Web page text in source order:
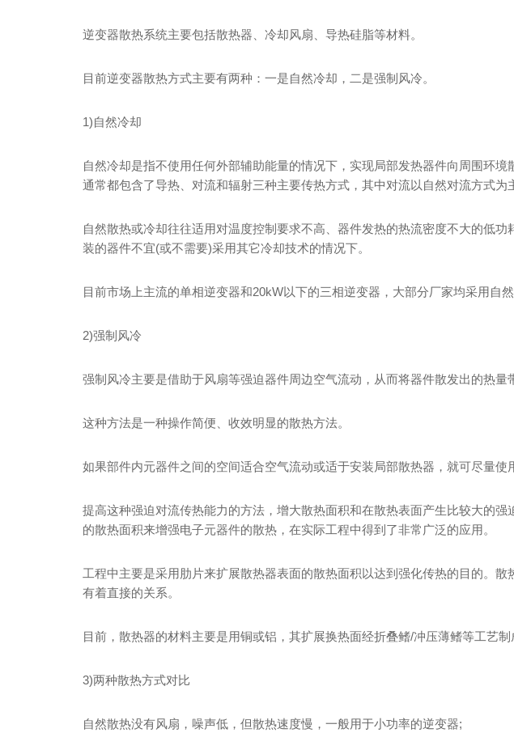
逆变器散热系统主要包括散热器、冷却风扇、导热硅脂等材料。
目前逆变器散热方式主要有两种：一是自然冷却，二是强制风冷。
1)自然冷却
自然冷却是指不使用任何外部辅助能量的情况下，实现局部发热器件向周围环境
通常都包含了导热、对流和辐射三种主要传热方式，其中对流以自然对流方式为
自然散热或冷却往往适用对温度控制要求不高、器件发热的热流密度不大的低功
装的器件不宜(或不需要)采用其它冷却技术的情况下。
目前市场上主流的单相逆变器和20kW以下的三相逆变器，大部分厂家均采用自然
2)强制风冷
强制风冷主要是借助于风扇等强迫器件周边空气流动，从而将器件散发出的热量
这种方法是一种操作简便、收效明显的散热方法。
如果部件内元器件之间的空间适合空气流动或适于安装局部散热器，就可尽量使
提高这种强迫对流传热能力的方法，增大散热面积和在散热表面产生比较大的
的散热面积来增强电子元器件的散热，在实际工程中得到了非常广泛的应用。
工程中主要是采用肋片来扩展散热器表面的散热面积以达到强化传热的目的。
有着直接的关系。
目前，散热器的材料主要是用铜或铝，其扩展换热面经折叠鳍/冲压薄鳍等工艺制
3)两种散热方式对比
自然散热没有风扇，噪声低，但散热速度慢，一般用于小功率的逆变器;